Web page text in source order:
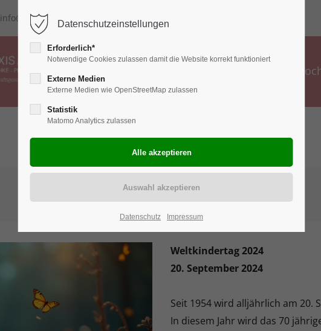
info@hebammen-ahlen.de
Weltkindertag 2024
20. September 2024
Seit 1954 wird alljährlich am 20.
In diesem Jahr wird das 70
Datenschutzeinstellungen
Erforderlich*
Notwendige Cookies zulassen damit die Website korrekt funktioniert
Externe Medien
Externe Medien wie OpenStreetMap zulassen
Statistik
Matomo Analytics zulassen
Datenschutz Impressum